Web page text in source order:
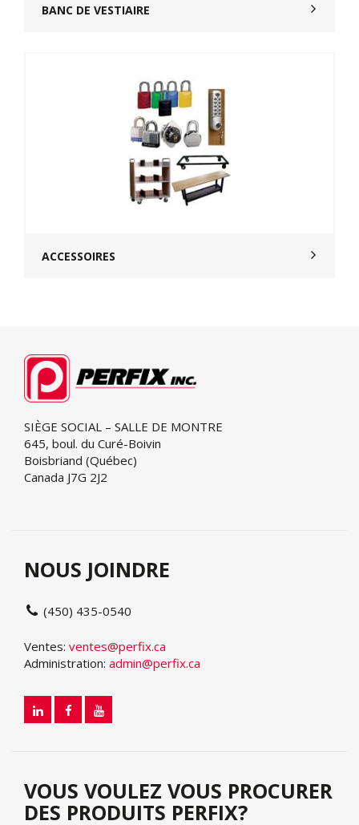
BANC DE VESTIAIRE
ACCESSOIRES
SIÈGE SOCIAL – SALLE DE MONTRE
645, boul. du Curé-Boivin
Boisbriand (Québec)
Canada J7G 2J2
NOUS JOINDRE
(450) 435-0540
Ventes: ventes@perfix.ca
Administration: admin@perfix.ca
VOUS VOULEZ VOUS PROCURER
DES PRODUITS PERFIX?